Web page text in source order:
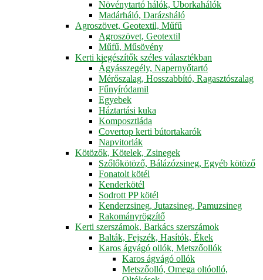
Növénytartó hálók, Uborkahálók
Madárháló, Darázsháló
Agroszövet, Geotextil, Műfű
Agroszövet, Geotextil
Műfű, Műsövény
Kerti kiegészítők széles választékban
Ágyásszegély, Napernyőtartó
Mérőszalag, Hosszabbító, Ragasztószalag
Fűnyíródamil
Egyebek
Háztartási kuka
Komposztláda
Covertop kerti bútortakarók
Napvitorlák
Kötözők, Kötelek, Zsinegek
Szőlőkötöző, Bálázózsineg, Egyéb kötöző
Fonatolt kötél
Kenderkötél
Sodrott PP kötél
Kenderzsineg, Jutazsineg, Pamuzsineg
Rakományrögzítő
Kerti szerszámok, Barkács szerszámok
Balták, Fejszék, Hasítók, Ékek
Karos ágvágó ollók, Metszőollók
Karos ágvágó ollók
Metszőolló, Omega oltóolló,